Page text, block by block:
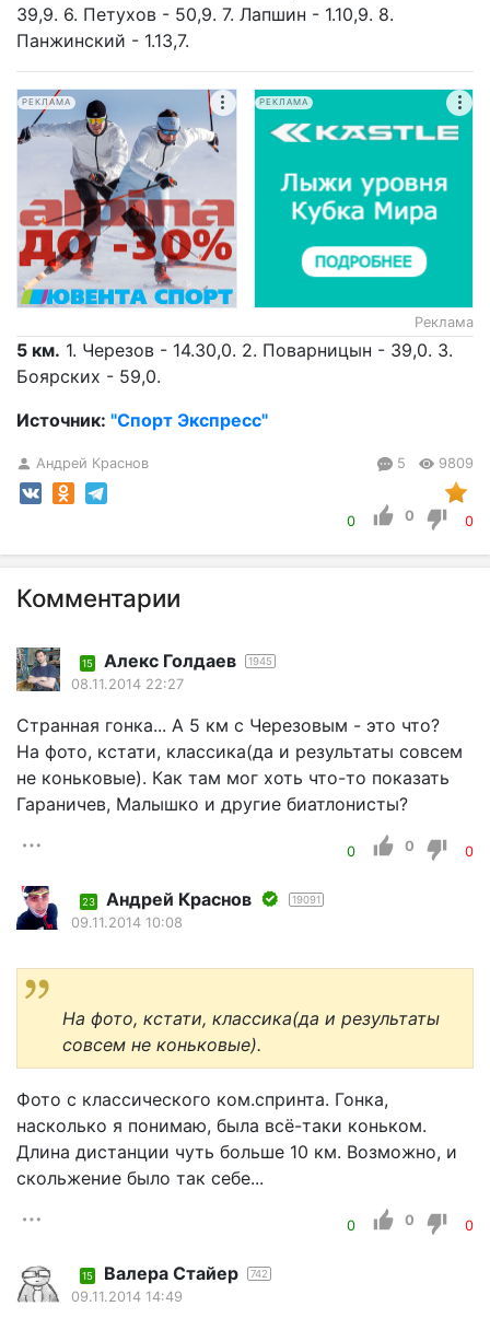
39,9. 6. Петухов - 50,9. 7. Лапшин - 1.10,9. 8.
Панжинский - 1.13,7.
РЕКЛАМА РЕКЛАМА
Реклама
5 км. 1. Черезов - 14.30,0. 2. Поварницын - 39,0. 3.
Боярских - 59,0.
Источник: "Спорт Экспресс"
Андрей Краснов 5 9809
0 0 0
Комментарии
15 Алекс Голдаев 1945
08.11.2014 22:27
Странная гонка... А 5 км с Черезовым - это что?
На фото, кстати, классика(да и результаты совсем
не коньковые). Как там мог хоть что-то показать
Гараничев, Малышко и другие биатлонисты?
0 0 0
23 Андрей Краснов 19091
09.11.2014 10:08
На фото, кстати, классика(да и результаты
совсем не коньковые).
Фото с классического ком.спринта. Гонка,
насколько я понимаю, была всё-таки коньком.
Длина дистанции чуть больше 10 км. Возможно, и
скольжение было так себе...
0 0 0
15 Валера Стайер 742
09.11.2014 14:49